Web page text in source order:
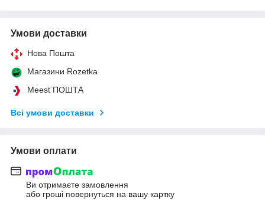
Умови доставки
Нова Пошта
Магазини Rozetka
Meest ПОШТА
Всі умови доставки
Умови оплати
Ви отримаєте замовлення
або гроші повернуться на вашу картку